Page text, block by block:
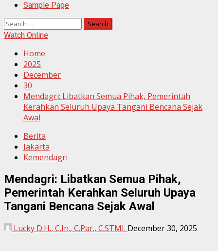
Sample Page
Search
for:
Watch Online
Home
2025
December
30
Mendagri: Libatkan Semua Pihak, Pemerintah
Kerahkan Seluruh Upaya Tangani Bencana Sejak
Awal
Berita
Jakarta
Kemendagri
Mendagri: Libatkan Semua Pihak,
Pemerintah Kerahkan Seluruh Upaya
Tangani Bencana Sejak Awal
Lucky D.H., C.In., C.Par., C.STMI. December 30, 2025